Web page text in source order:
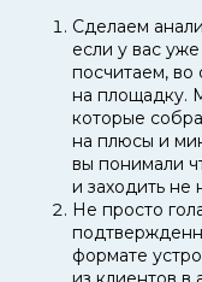
Сделаем
если у вас
посчитаем, во
на площадку.
которые
на плюсы и
вы понимали
и заходить
Не просто
формате